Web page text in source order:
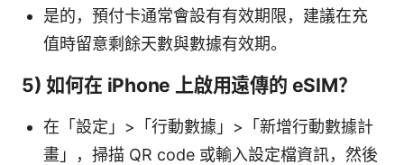
是的，預付卡通常會設有有效期限，建議在充
值時留意剩餘天數與數據有效期。
5) 如何在 iPhone 上啟用遠傳的 eSIM？
在「設定」>「行動數據」>「新增行動數據計
畫」，掃描 QR code 或輸入設定檔資訊，然後